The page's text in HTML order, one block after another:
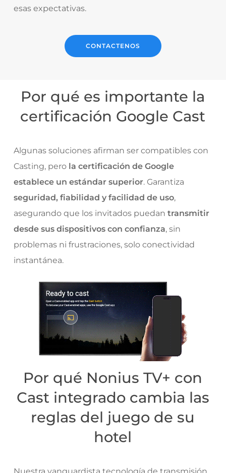
esas expectativas.
CONTACTENOS
Por qué es importante la
certificación Google Cast
Algunas soluciones afirman ser compatibles con
Casting, pero la certificación de Google
establece un estándar superior. Garantiza
seguridad, fiabilidad y facilidad de uso,
asegurando que los invitados puedan transmitir
desde sus dispositivos con confianza, sin
problemas ni frustraciones, solo conectividad
instantánea.
Por qué Nonius TV+ con
Cast integrado cambia las
reglas del juego de su
hotel